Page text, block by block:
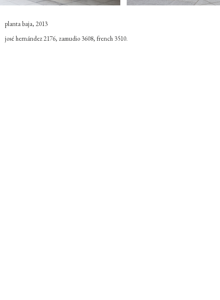
planta baja, 2013
josé hernández 2176, zamudio 3608, french 3510.